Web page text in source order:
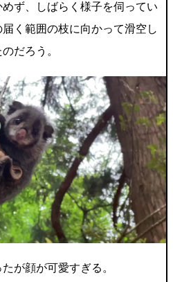
ず、しばらく様子を伺ってい
く範囲の枝に向かって滑空し
だろう。
が顔が可愛すぎる。